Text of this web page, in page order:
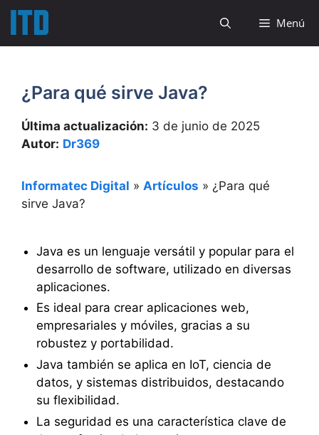
Saltar
contenido
Menú
¿Para qué sirve Java?
Última actualización: 3 de junio de 2025
Autor: Dr369
Informatec Digital » Artículos » ¿Para qué
sirve Java?
Java es un lenguaje versátil y popular para el
desarrollo de software, utilizado en diversas
aplicaciones.
Es ideal para crear aplicaciones web,
empresariales y móviles, gracias a su
robustez y portabilidad.
Java también se aplica en IoT, ciencia de
datos, y sistemas distribuidos, destacando
su flexibilidad.
La seguridad es una característica clave de